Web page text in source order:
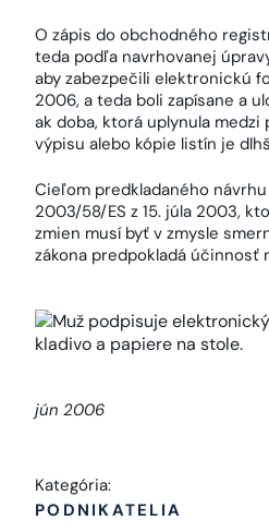
O zápis do obchodného
teda podľa navrhovanej
aby zabezpečili elektronickú
2006, a teda boli zapísane a
ak doba, ktorá uplynula
výpisu alebo kópie listín je
Cieľom predkladaného
2003/58/ES z 15. júla 2003,
zmien musí byť v zmysle
zákona predpokladá účinnosť
jún 2006
Kategória:
PODNIKATELIA